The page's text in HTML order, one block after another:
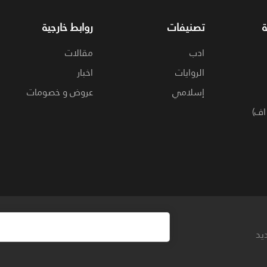
تصنيفات
ادب
الروايات
إسلامي
روابط خارجية
مقالات
اخبار
عروض و خصومات